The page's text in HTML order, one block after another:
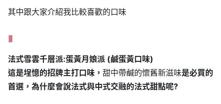
其中跟大家介紹我比較喜歡的口味
法式雪雲千層派:蛋黃月娘派 (鹹蛋黃口味)
這是埕憶的招牌主打口味， 甜中帶鹹的懷舊新滋味是必買的
首選，為什麼會說法式與中式交融的法式甜點呢?